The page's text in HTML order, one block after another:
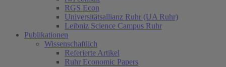
RGS Econ
Universitätsallianz Ruhr (UA Ruhr)
Leibniz Science Campus Ruhr
Publikationen
Wissenschaftlich
Referierte Artikel
Ruhr Economic Papers